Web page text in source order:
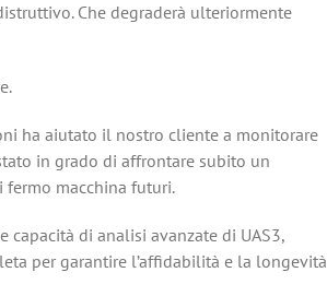
Che degraderà ulteriormente
ha aiutato il nostro cliente a monitorare
in grado di affrontare subito un
macchina futuri.
di analisi avanzate di UAS3,
per garantire l’affidabilità e la longevità